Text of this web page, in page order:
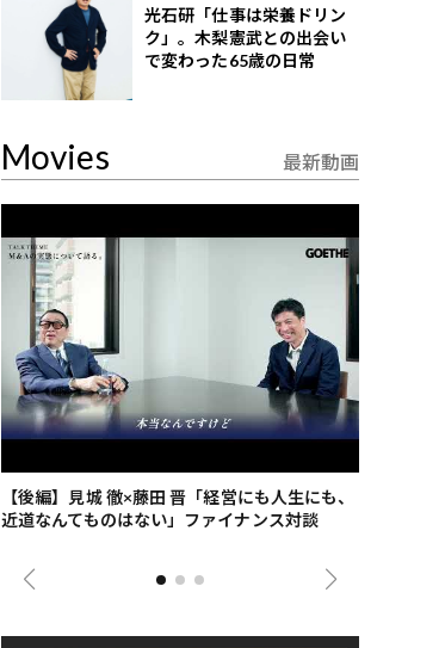
光石研「仕事は栄養ドリン
ク」。木梨憲武との出会い
で変わった65歳の日常
Movies 最新動画
【後編】見城 徹×藤田 晋「経営にも人生にも、
近道なんてものはない」ファイナンス対談